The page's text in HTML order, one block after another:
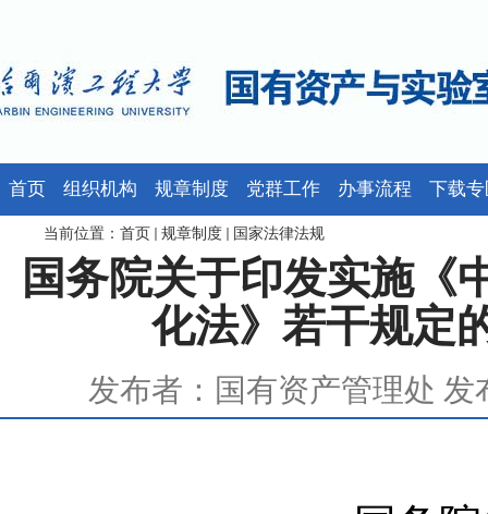
首页 组织机构 规章制度 党群工作 办事流程 下载
当前位置： 首页 规章制度 国家法律法规
国务院关于印发实施《
化法》若干规定
发布者：国有资产管理处 发